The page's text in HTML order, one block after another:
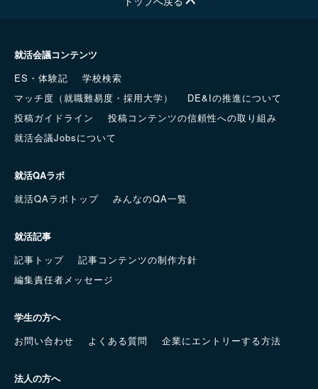
就活会議コンテンツ
ES・体験記
学校検索
マッチ度（就職難易度・採用大学）
DE&Iの推進について
投稿ガイドライン
投稿コンテンツの信頼性への取り組み
就活会議Jobsについて
就活QAラボ
就活QAラボトップ
みんなのQA一覧
就活記事
記事トップ
記事コンテンツの制作方針
編集責任者メッセージ
学生の方へ
お問い合わせ
よくある質問 企業にエントリーする方法
法人の方へ